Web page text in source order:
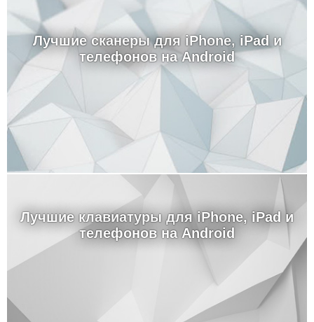
Лучшие сканеры для iPhone, iPad и
телефонов на Android
Лучшие клавиатуры для iPhone, iPad и
телефонов на Android